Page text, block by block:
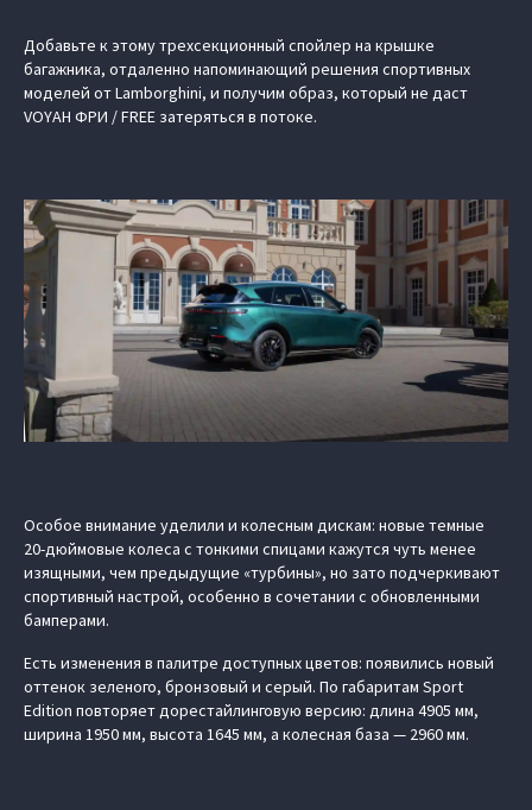
Добавьте к этому трехсекционный спойлер на крышке
багажника, отдаленно напоминающий решения спортивных
моделей от Lamborghini, и получим образ, который не даст
VOYAH ФРИ / FREE затеряться в потоке.
Особое внимание уделили и колесным дискам: новые темные
20-дюймовые колеса с тонкими спицами кажутся чуть менее
изящными, чем предыдущие «турбины», но зато подчеркивают
спортивный настрой, особенно в сочетании с обновленными
бамперами.
Есть изменения в палитре доступных цветов: появились новый
оттенок зеленого, бронзовый и серый. По габаритам Sport
Edition повторяет дорестайлинговую версию: длина 4905 мм,
ширина 1950 мм, высота 1645 мм, а колесная база — 2960 мм.